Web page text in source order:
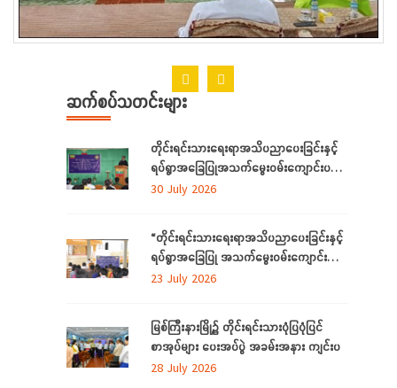
ဆက်စပ်သတင်းများ
တိုင်းရင်းသားရေးရာအသိပညာပေးခြင်းနှင့်
ရပ်ရွာအခြေပြုအသက်မွေးဝမ်းကျောင်းပညာ
လိုအပ်ချက်တို့ကို ဆန်းစစ်စီမံခြင်းအစီအစဉ်
30 July 2026
“တိုင်းရင်းသားရေးရာအသိပညာပေးခြင်းနှင့်
ရပ်ရွာအခြေပြု အသက်မွေးဝမ်းကျောင်း
ပညာ လိုအပ်ချက် ဆန်းစစ်စီမံခြင်း
23 July 2026
မြစ်ကြီးနားမြို့၌ တိုင်းရင်းသားပုံပြပုံပြင်
စာအုပ်များ ပေးအပ်ပွဲ အခမ်းအနား ကျင်းပ
28 July 2026